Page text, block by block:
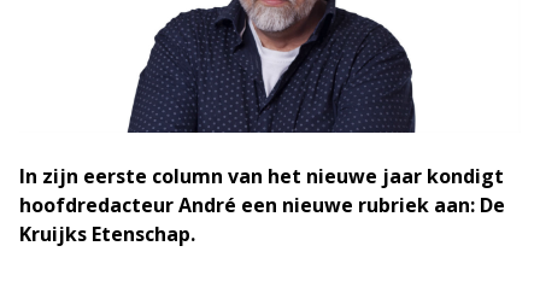
In zijn eerste column van het nieuwe jaar kondigt
hoofdredacteur André een nieuwe rubriek aan: De
Kruijks Etenschap.